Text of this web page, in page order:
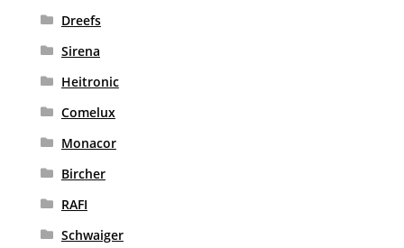
Dreefs
Sirena
Heitronic
Comelux
Monacor
Bircher
RAFI
Schwaiger